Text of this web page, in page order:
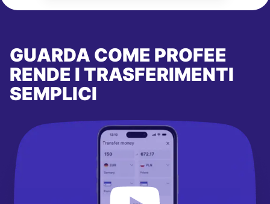
GUARDA COME PROFEE
RENDE I TRASFERIMENTI
SEMPLICI